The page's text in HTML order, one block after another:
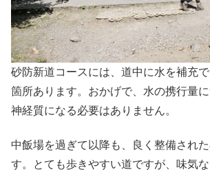
砂防新道コースには、道中に水を補充
箇所あります。おかげで、水の携行量
神経質になる必要はありません。
中飯場を過ぎて以降も、良く整備され
す。とても歩きやすい道ですが、味気な